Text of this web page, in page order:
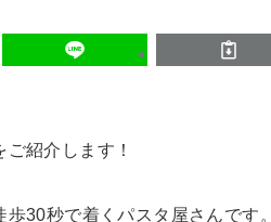
紹介します！
30秒で着くパスタ屋さんです